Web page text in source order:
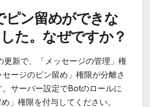
ピン留めができな
た。なぜですか？
更新で、「メッセージの管理」権
ージのピン留め」権限が分離さ
サーバー設定でBotのロールに
」権限を付与してください。